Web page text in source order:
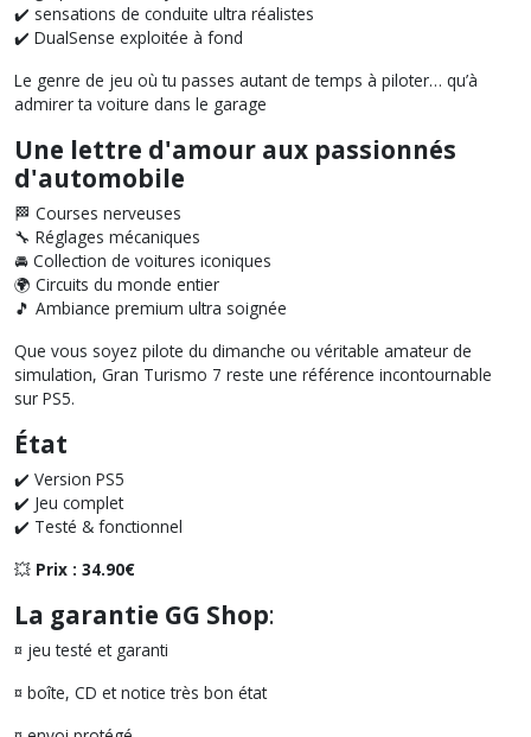
✔️ sensations de conduite ultra réalistes
✔️ DualSense exploitée à fond
Le genre de jeu où tu passes autant de temps à piloter… qu’à
admirer ta voiture dans le garage
Une lettre d'amour aux passionnés
d'automobile
🏁 Courses nerveuses
🔧 Réglages mécaniques
🚘 Collection de voitures iconiques
🌍 Circuits du monde entier
🎵 Ambiance premium ultra soignée
Que vous soyez pilote du dimanche ou véritable amateur de
simulation, Gran Turismo 7 reste une référence incontournable
sur PS5.
État
✔️ Version PS5
✔️ Jeu complet
✔️ Testé & fonctionnel
💥 Prix : 34.90€
La garantie GG Shop:
¤ jeu testé et garanti
¤ boîte, CD et notice très bon état